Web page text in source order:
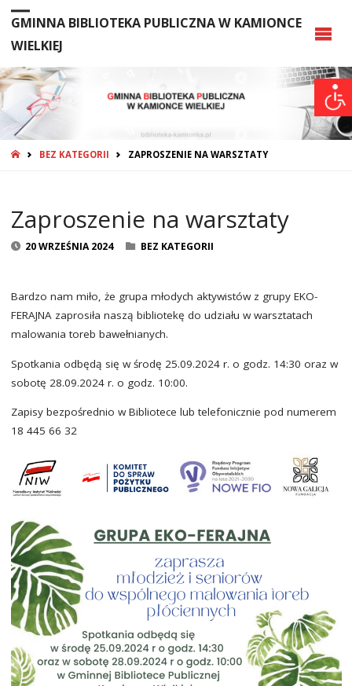
GMINNA BIBLIOTEKA PUBLICZNA W KAMIONCE
WIELKIEJ
STRONA
BEZ KATEGORII ZAPROSZENIE NA WARSZTATY
Zaproszenie na warsztaty
20 WRZEŚNIA 2024 BEZ KATEGORII
Bardzo nam miło, że grupa młodych aktywistów z grupy EKO-
FERAJNA zaprosiła naszą bibliotekę do udziału w warsztatach
malowania toreb bawełnianych.
Spotkania odbędą się w środę 25.09.2024 r. o godz. 14:30 oraz w
sobotę 28.09.2024 r. o godz. 10:00.
Zapisy bezpośrednio w Bibliotece lub telefonicznie pod numerem
18 445 66 32